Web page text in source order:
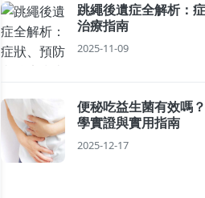
跳繩後遺症全解析：
治療指南
2025-11-09
便秘吃益生菌有效嗎
學實證與實用指南
2025-12-17